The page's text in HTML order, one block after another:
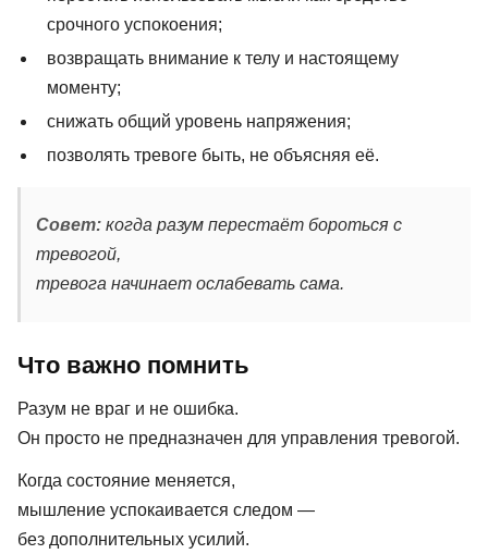
срочного успокоения;
возвращать внимание к телу и настоящему
моменту;
снижать общий уровень напряжения;
позволять тревоге быть, не объясняя её.
Совет: когда разум перестаёт бороться с
тревогой,
тревога начинает ослабевать сама.
Что важно помнить
Разум не враг и не ошибка.
Он просто не предназначен для управления тревогой.
Когда состояние меняется,
мышление успокаивается следом —
без дополнительных усилий.